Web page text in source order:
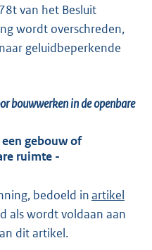
van het Besluit
wordt overschreden,
geluidbeperkende
bouwwerken in de openbare
gebouw of
ruimte -
bedoeld inartikel
als wordt voldaan aan
dit artikel.